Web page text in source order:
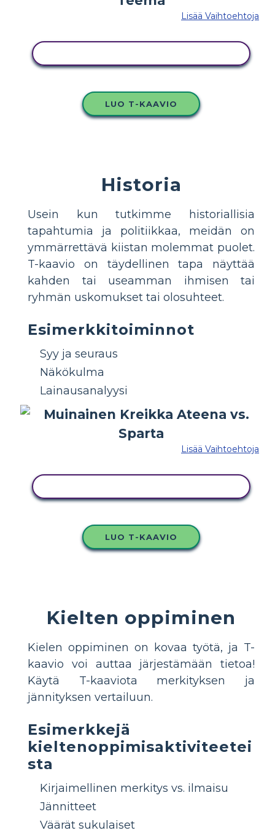
Lisää Vaihtoehtoja
LUO T-KAAVIO
Historia
Usein kun tutkimme historiallisia
tapahtumia ja politiikkaa, meidän on
ymmärrettävä kiistan molemmat puolet.
T-kaavio on täydellinen tapa näyttää
kahden tai useamman ihmisen tai
ryhmän uskomukset tai olosuhteet.
Esimerkkitoiminnot
Syy ja seuraus
Näkökulma
Lainausanalyysi
Lisää Vaihtoehtoja
LUO T-KAAVIO
Kielten oppiminen
Kielen oppiminen on kovaa työtä, ja T-
kaavio voi auttaa järjestämään tietoa!
Käytä T-kaaviota merkityksen ja
jännityksen vertailuun.
Esimerkkejä
kieltenoppimisaktiviteetei
sta
Kirjaimellinen merkitys vs. ilmaisu
Jännitteet
Väärät sukulaiset